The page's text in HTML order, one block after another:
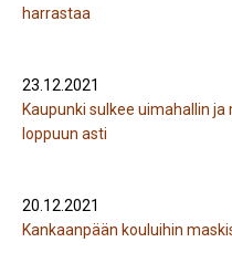
harrastaa
23.12.2021
Kaupunki sulkee uimahallin
loppuun asti
20.12.2021
Kankaanpään kouluihin